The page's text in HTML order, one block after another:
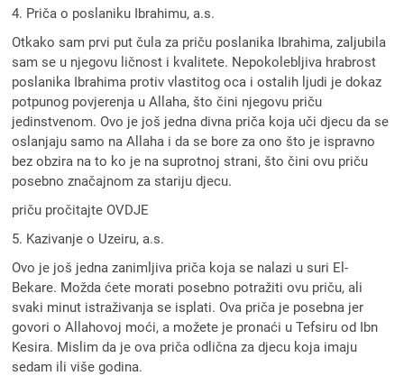
4. Priča o poslaniku Ibrahimu, a.s.
Otkako sam prvi put čula za priču poslanika Ibrahima, zaljubila
sam se u njegovu ličnost i kvalitete. Nepokolebljiva hrabrost
poslanika Ibrahima protiv vlastitog oca i ostalih ljudi je dokaz
potpunog povjerenja u Allaha, što čini njegovu priču
jedinstvenom. Ovo je još jedna divna priča koja uči djecu da se
oslanjaju samo na Allaha i da se bore za ono što je ispravno
bez obzira na to ko je na suprotnoj strani, što čini ovu priču
posebno značajnom za stariju djecu.
priču pročitajte OVDJE
5. Kazivanje o Uzeiru, a.s.
Ovo je još jedna zanimljiva priča koja se nalazi u suri El-
Bekare. Možda ćete morati posebno potražiti ovu priču, ali
svaki minut istraživanja se isplati. Ova priča je posebna jer
govori o Allahovoj moći, a možete je pronaći u Tefsiru od Ibn
Kesira. Mislim da je ova priča odlična za djecu koja imaju
sedam ili više godina.